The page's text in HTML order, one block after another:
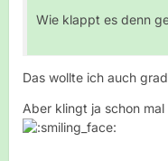
Wie klappt es denn
Das wollte ich auch
Aber klingt ja schon